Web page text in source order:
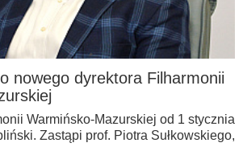
nowego dyrektora Filharmonii
Warmińsko-Mazurskiej od 1 stycznia
Zastąpi prof. Piotra Sułkowskiego,